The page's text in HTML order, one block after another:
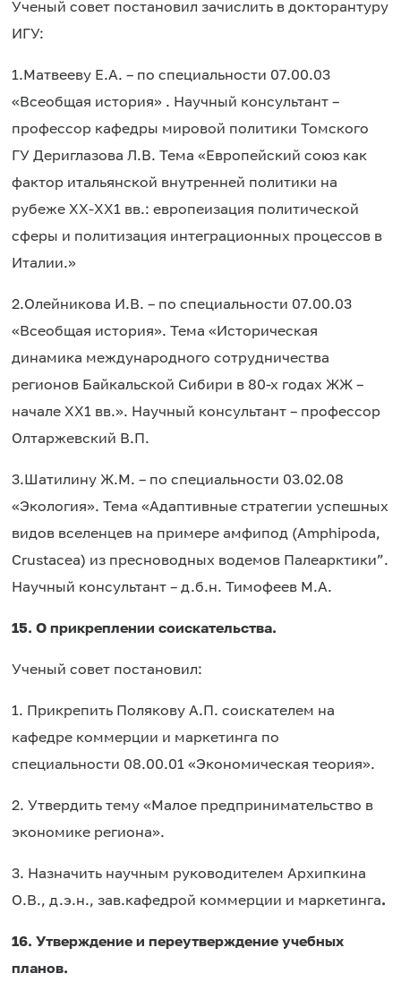
Ученый совет постановил зачислить в докторантуру
ИГУ:
1. Матвееву Е.А. – по специальности 07.00.03
«Всеобщая история» . Научный консультант –
профессор кафедры мировой политики Томского
ГУ Дериглазова Л.В. Тема «Европейский союз как
фактор итальянской внутренней политики на
рубеже ХХ-ХХ1 вв.: европеизация политической
сферы и политизация интеграционных процессов в
Италии.»
2.Олейникова И.В. – по специальности 07.00.03
«Всеобщая история». Тема «Историческая
динамика международного сотрудничества
регионов Байкальской Сибири в 80-х годах ЖЖ –
начале ХХ1 вв.». Научный консультант – профессор
Олтаржевский В.П.
3. Шатилину Ж.М. – по специальности 03.02.08
«Экология». Тема «Адаптивные стратегии успешных
видов вселенцев на примере амфипод (Amphipoda,
Crustacea) из пресноводных водемов Палеарктики”.
Научный консультант – д.б.н. Тимофеев М.А.
15. О прикреплении соискательства.
Ученый совет постановил:
1. Прикрепить Полякову А.П. соискателем на
кафедре коммерции и маркетинга по
специальности 08.00.01 «Экономическая теория».
2. Утвердить тему «Малое предпринимательство в
экономике региона».
3. Назначить научным руководителем Архипкина
О.В., д.э.н., зав.кафедрой коммерции и маркетинга.
16. Утверждение и переутверждение учебных
планов.